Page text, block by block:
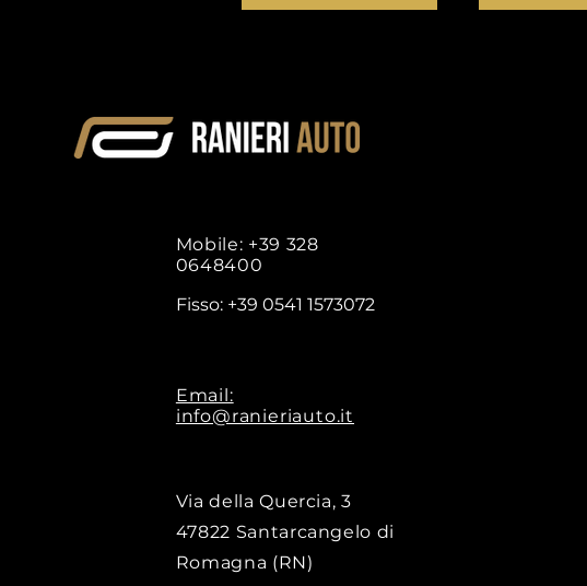
Mobile: +39 328
0648400
Fisso: +39 0541 1573072
Email:
info@ranieriauto.it
Via della Quercia, 3
47822 Santarcangelo di
Romagna (RN)